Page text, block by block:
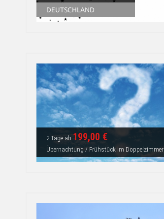
DEUTSCHLAND
2 Tage ab 199,00 €
Übernachtung / Frühstück im Doppelzimmer